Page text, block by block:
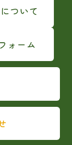
ついて
ォーム